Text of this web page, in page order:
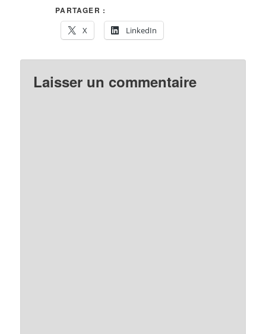
PARTAGER :
X
LinkedIn
Laisser un commentaire